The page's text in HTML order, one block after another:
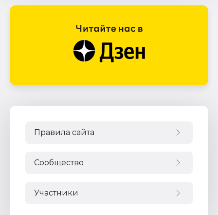
Правила сайта
Сообщество
Участники